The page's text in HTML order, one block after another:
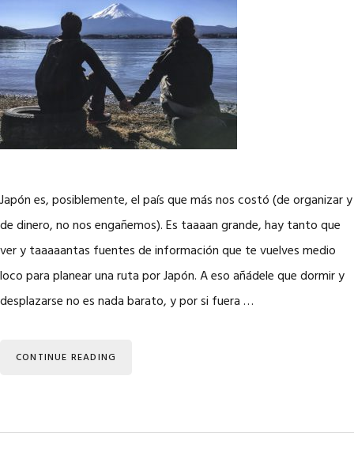
Japón es, posiblemente, el país que más nos costó (de organizar y
de dinero, no nos engañemos). Es taaaan grande, hay tanto que
ver y taaaaantas fuentes de información que te vuelves medio
loco para planear una ruta por Japón. A eso añádele que dormir y
desplazarse no es nada barato, y por si fuera …
CONTINUE READING